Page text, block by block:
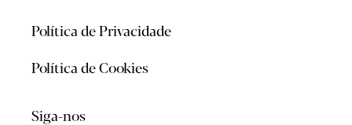
Política de Privacidade
Política de Cookies
Siga-nos